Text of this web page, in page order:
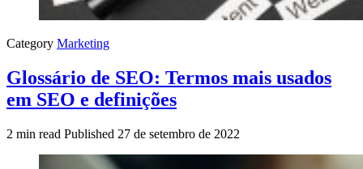
Category Marketing
Glossário de SEO: Termos mais usados
em SEO e definições
2 min read Published 27 de setembro de 2022